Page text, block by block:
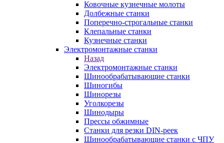
Ковочные кузнечные молоты
Долбежные станки
Поперечно-строгальные станки
Клепальные станки
Кузнечные станки
Электромонтажные станки
Назад
Электромонтажные станки
Шинообрабатывающие станки
Шиногибы
Шинорезы
Уголкорезы
Шинодыры
Прессы обжимные
Станки для резки DIN-реек
Шинообрабатывающие станки с ЧПУ